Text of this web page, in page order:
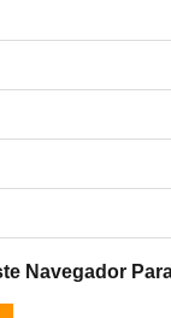
Navegador